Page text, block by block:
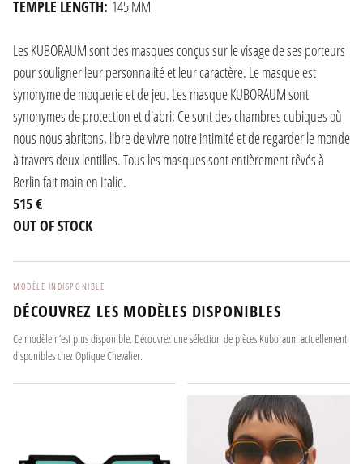
TEMPLE LENGTH: 145 MM
Les KUBORAUM sont des masques conçus sur le visage de ses porteurs
pour souligner leur personnalité et leur caractère. Le masque est
synonyme de moquerie et de jeu. Les masque KUBORAUM sont
synonymes de protection et d'abri; Ce sont des chambres cubiques où
nous nous abritons, libre de vivre notre intimité et de regarder le monde
à travers deux lentilles. Tous les masques sont entièrement rêvés à
Berlin fait main en Italie.
515 €
OUT OF STOCK
MODÈLE INDISPONIBLE
DÉCOUVREZ LES MODÈLES DISPONIBLES
Ce modèle n’est plus disponible. Découvrez une sélection de pièces Kuboraum actuellement
disponibles chez Optique Chevalier.